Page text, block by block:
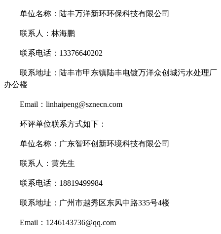
单位名称：陆丰万洋新环环保科技有限公司
联系人：林海鹏
联系电话： 13376640202
联系地址：陆丰市甲东镇陆丰电镀万洋众创城污水处理厂
办公楼
Email ： linhaipeng@sznecn.com
环评单位联系方式如下：
单位名称：广东智环创新环境科技有限公司
联系人：黄先生
联系电话： 18819499984
联系地址：广州市越秀区东风中路335号4楼
Email ： 1246143736@qq.com